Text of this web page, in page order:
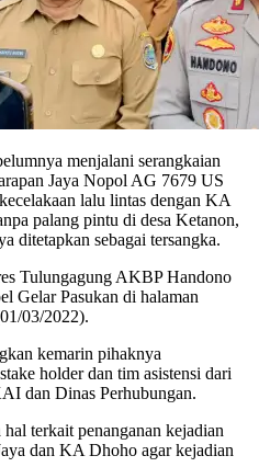
menjalani serangkaian
Jaya Nopol AG 7679 US
lalu lintas dengan KA
palang pintu di desa Ketanon,
ditetapkan sebagai tersangka.
Tulungagung AKBP Handono
Gelar Pasukan di halaman
03/2022).
kemarin pihaknya
holder dan tim asistensi dari
dan Dinas Perhubungan.
terkait penanganan kejadian
dan KA Dhoho agar kejadian